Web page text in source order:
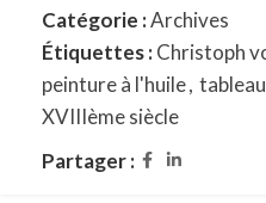
Catégorie :Archives
Étiquettes :Christoph
peinture à l'huile, tableau
XVIIIème siècle
Partager :